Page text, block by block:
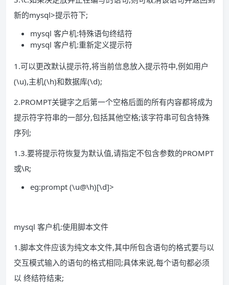
新的mysql>提示符下;
mysql 客户机:特殊语句终结符
mysql 客户机:重新定义提示符
1.可以更改默认提示符,将当前信息放入提示符中,例如用户
(\u),主机(\h)和数据库(\d);
2.PROMPT关键字之后第一个空格后面的所有内容都将成为
提示符字符串的一部分,包括其他空格;该字符串可包含特殊
序列;
1.3.要将提示符恢复为默认值,请指定不包含参数的PROMPT
或\R;
eg:prompt (\u@\h)[\d]>
mysql 客户机:使用脚本文件
1.脚本文件应该为纯文本文件,其中所包含语句的格式要与以
交互模式输入的语句的格式相同;具体来说,每个语句都必须
以 终结符结束;